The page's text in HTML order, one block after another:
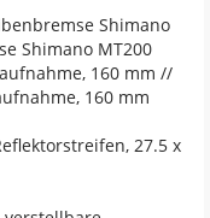
Shimano
Shimano MT200
160 mm //
160 mm
27.5 x